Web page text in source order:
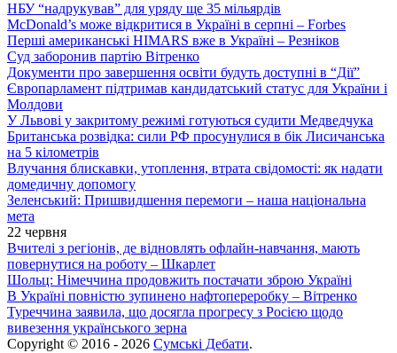
НБУ “надрукував” для уряду ще 35 мільярдів
McDonald’s може відкритися в Україні в серпні – Forbes
Перші американські HIMARS вже в Україні – Резніков
Суд заборонив партію Вітренко
Документи про завершення освіти будуть доступні в “Дії”
Європарламент підтримав кандидатський статус для України і
Молдови
У Львові у закритому режимі готуються судити Медведчука
Британська розвідка: сили РФ просунулися в бік Лисичанська
на 5 кілометрів
Влучання блискавки, утоплення, втрата свідомості: як надати
домедичну допомогу
Зеленський: Пришвидшення перемоги – наша національна
мета
22 червня
Вчителі з регіонів, де відновлять офлайн-навчання, мають
повернутися на роботу – Шкарлет
Шольц: Німеччина продовжить постачати зброю Україні
В Україні повністю зупинено нафтопереробку – Вітренко
Туреччина заявила, що досягла прогресу з Росією щодо
вивезення українського зерна
Copyright © 2016 - 2026 Сумські Дебати.